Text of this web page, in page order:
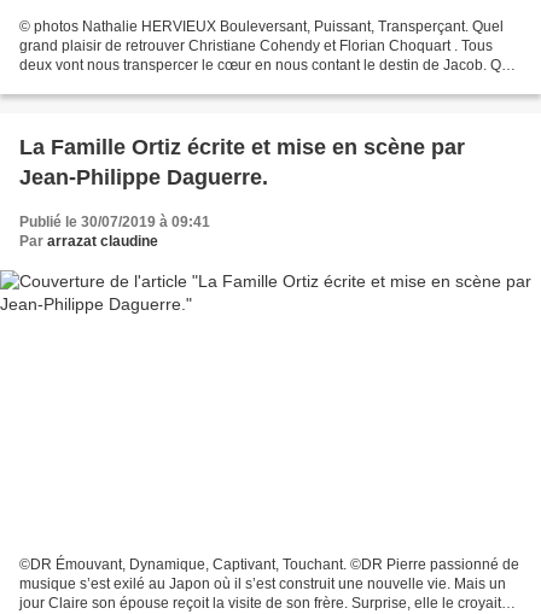
© photos Nathalie HERVIEUX Bouleversant, Puissant, Transperçant. Quel
grand plaisir de retrouver Christiane Cohendy et Florian Choquart . Tous
deux vont nous transpercer le cœur en nous contant le destin de Jacob. Quel
La Famille Ortiz écrite et mise en scène par
Jean-Philippe Daguerre.
Publié le 30/07/2019 à 09:41
Par arrazat claudine
©DR Émouvant, Dynamique, Captivant, Touchant. ©DR Pierre passionné de
musique s’est exilé au Japon où il s’est construit une nouvelle vie. Mais un
jour Claire son épouse reçoit la visite de son frère. Surprise, elle le croyait